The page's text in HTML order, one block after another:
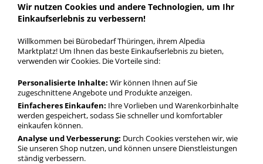
Pinwandnadeln weiß > Farbe
weiß
Pinwandnadeln weiß in bester Qualität zum günstigen Preis.
Funktion.
Pinwandnadeln weiß
mehr Infos zur Kategorie
Wir nutzen Cookies und andere Technologien, um Ihr
Einkaufserlebnis zu verbessern!
Willkommen bei Bürobedarf Thüringen, ihrem Alpedia
Marktplatz! Um Ihnen das beste Einkaufserlebnis zu bieten,
verwenden wir Cookies. Die Vorteile sind:
Personalisierte Inhalte: Wir können Ihnen auf Sie
zugeschnittene Angebote und Produkte anzeigen.
Einfacheres Einkaufen: Ihre Vorlieben und Warenkorbinhalte
werden gespeichert, sodass Sie schneller und komfortabler
einkaufen können.
Analyse und Verbesserung: Durch Cookies verstehen wir, wie
Sie unseren Shop nutzen, und können unsere Dienstleistungen
ständig verbessern.